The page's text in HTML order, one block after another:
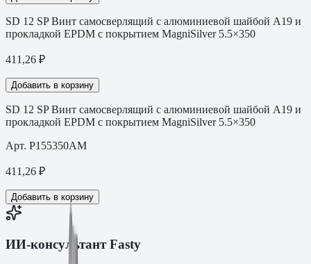
SD 12 SP Винт самосверлящий с алюминиевой шайбой A19 и
прокладкой EPDM с покрытием MagniSilver 5.5×350
411,26 ₽
Добавить в корзину
SD 12 SP Винт самосверлящий с алюминиевой шайбой A19 и
прокладкой EPDM с покрытием MagniSilver 5.5×350
Арт. P155350AM
411,26 ₽
Добавить в корзину
ИИ-консультант Fasty